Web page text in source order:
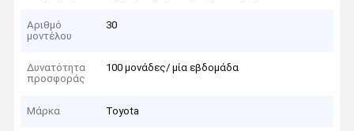
Αριθμό
μοντέλου
30
Δυνατότητα
προσφοράς
100 μονάδες/ μία εβδομάδα
Μάρκα Toyota